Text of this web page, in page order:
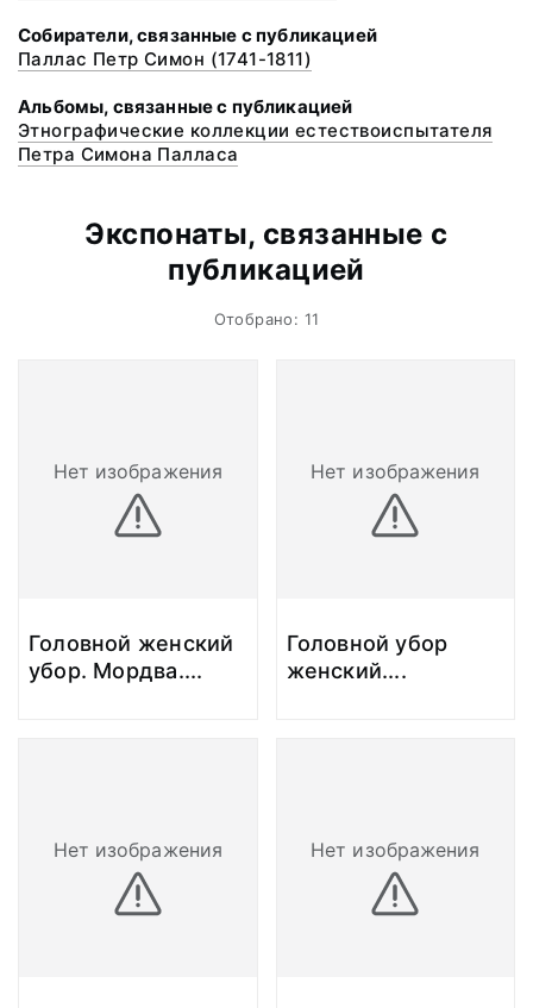
Собиратели, связанные с публикацией
Паллас Петр Симон (1741-1811)
Альбомы, связанные с публикацией
Этнографические коллекции естествоиспытателя
Петра Симона Палласа
Экспонаты, связанные с
публикацией
Отобрано: 11
Нет изображения
Головной женский
убор. Мордва....
Нет изображения
Головной убор
женский....
Нет изображения Нет изображения